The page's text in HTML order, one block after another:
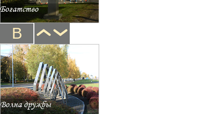
Богатство
В
Волна дружбы